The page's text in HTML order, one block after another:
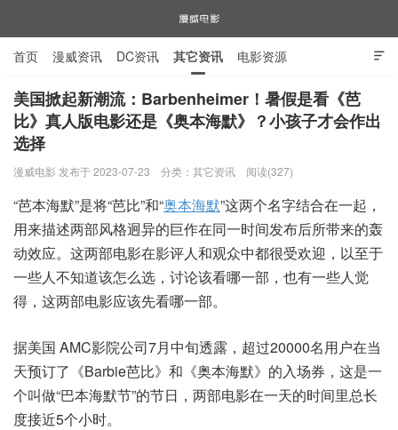

首页 漫威资讯 DC资讯 其它资讯 电影资源
电视剧资源 漫威图片
美国掀起新潮流：Barbenheimer！暑假是看《芭
比》真人版电影还是《奥本海默》？小孩子才会作出
选择
漫威电影 发布于 2023-07-23 分类： 其它资讯 阅读(327)
“芭本海默”是将“芭比”和“奥本海默”这两个名字结合在一起，
用来描述两部风格迥异的巨作在同一时间发布后所带来的轰
动效应。这两部电影在影评人和观众中都很受欢迎，以至于
一些人不知道该怎么选，讨论该看哪一部，也有一些人觉
得，这两部电影应该先看哪一部。
据美国 AMC影院公司7月中旬透露，超过20000名用户在当
天预订了《Barbie芭比》和《奥本海默》的入场券，这是一
个叫做“巴本海默节”的节日，两部电影在一天的时间里总长
度接近5个小时。